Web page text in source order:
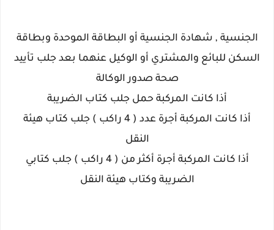
الجنسية , شهادة الجنسية أو البطاقة الموحدة وبطاقة
السكن للبائع والمشتري أو الوكيل عنهما بعد جلب تأييد
صحة صدور الوكالة
أذا كانت المركبة حمل جلب كتاب الضريبة
أذا كانت المركبة أجرة عدد ( 4 راكب ) جلب كتاب هيئة
النقل
أذا كانت المركبة أجرة أكثر من ( 4 راكب ) جلب كتابي
الضريبة وكتاب هيئة النقل